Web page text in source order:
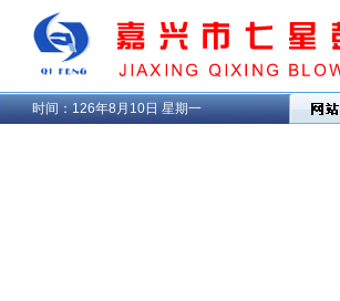
时间： 126年8月10日 星期一